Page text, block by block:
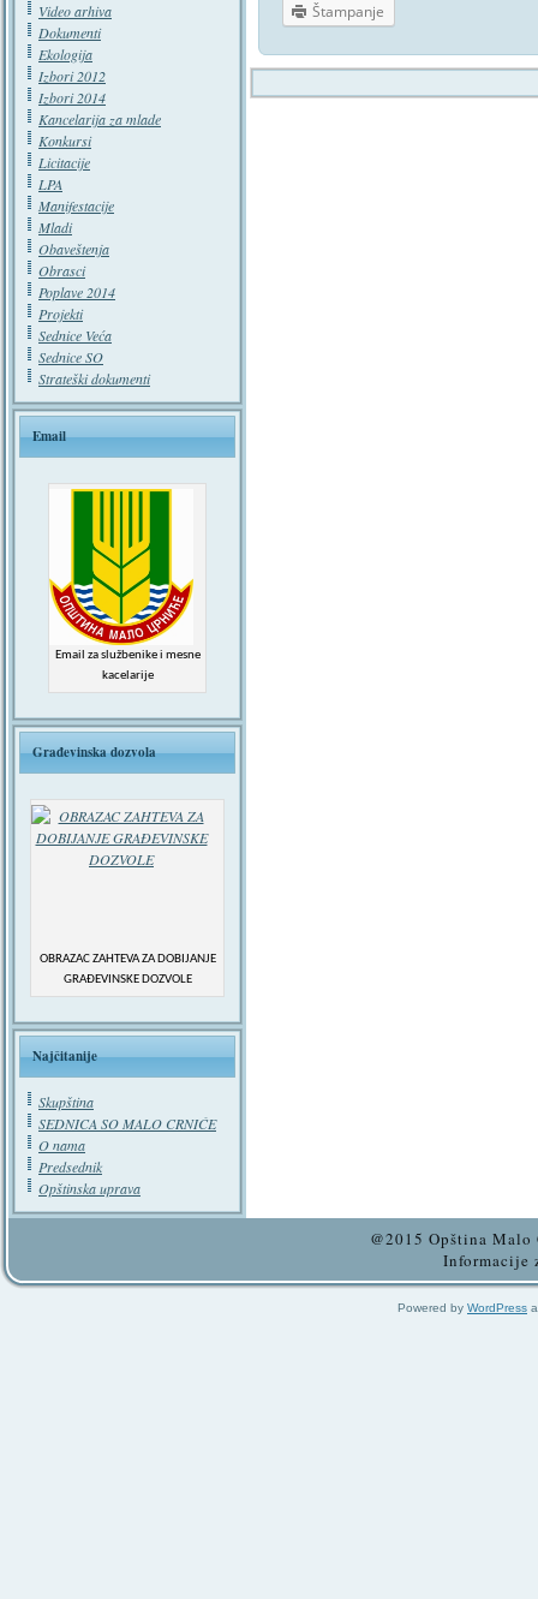
Video arhiva
Dokumenti
Ekologija
Izbori 2012
Izbori 2014
Kancelarija za mlade
Konkursi
Licitacije
LPA
Manifestacije
Mladi
Obaveštenja
Obrasci
Poplave 2014
Projekti
Sednice Veća
Sednice SO
Strateški dokumenti
Email
Email za službenike i mesne
kacelarije
Građevinska dozvola
OBRAZAC ZAHTEVA ZA DOBIJANJE
GRAĐEVINSKE DOZVOLE
Najčitanije
Skupština
SEDNICA SO MALO CRNIĆE
O nama
Predsednik
Opštinska uprava
Štampanje
@2015 Opština
Informacije
Powered by WordPress